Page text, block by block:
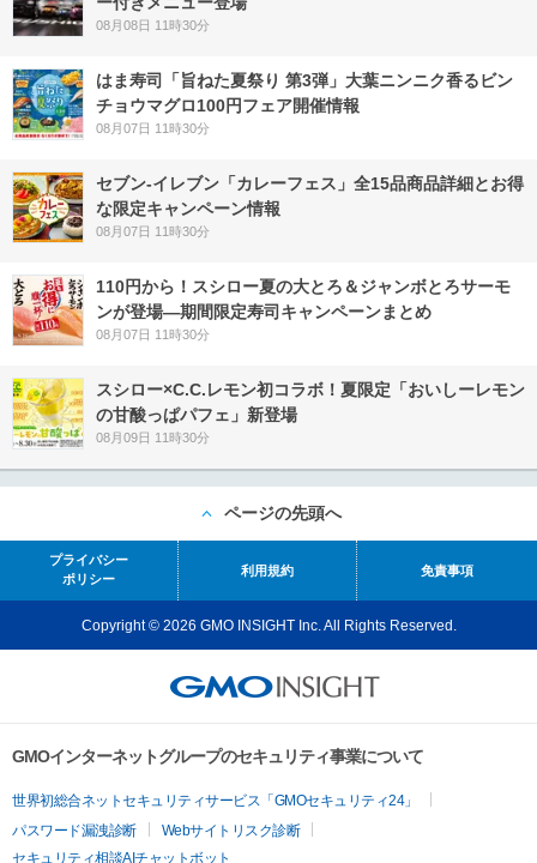
08月08日 11時30分
はま寿司「旨ねた夏祭り 第3弾」大葉ニンニク香るビン
チョウマグロ100円フェア開催情報
08月07日 11時30分
セブン‐イレブン「カレーフェス」全15品商品詳細とお得
な限定キャンペーン情報
08月07日 11時30分
110円から！スシロー夏の大とろ＆ジャンボとろサーモ
ンが登場―期間限定寿司キャンペーンまとめ
08月07日 11時30分
スシロー×C.C.レモン初コラボ！夏限定「おいしーレモン
の甘酸っぱパフェ」新登場
08月09日 11時30分
ページの先頭へ
プライバシー
ポリシー
利用規約 免責事項
Copyright © 2026 GMO INSIGHT Inc. All Rights Reserved.
GMOインターネットグループのセキュリティ事業について
世界初総合ネットセキュリティサービス「GMOセキュリティ24」
パスワード漏洩診断
Webサイトリスク診断
セキュリティ相談AIチャットボット